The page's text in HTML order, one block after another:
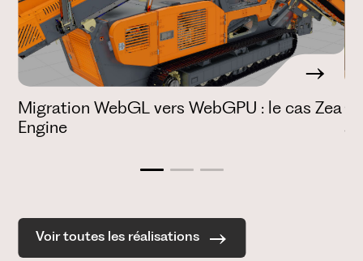
Voir toutes les réalisations
Migration WebGL vers WebGPU : le cas Zea
Engine